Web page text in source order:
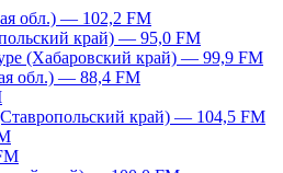
обл.) — 102,2 FM
край) — 95,0 FM
(Хабаровский край) — 99,9 FM
обл.) — 88,4 FM
край) — 104,5 FM